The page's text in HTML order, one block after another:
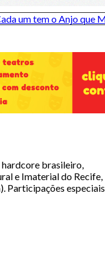
hardcore brasileiro,
e Imaterial do Recife,
Participações especiais